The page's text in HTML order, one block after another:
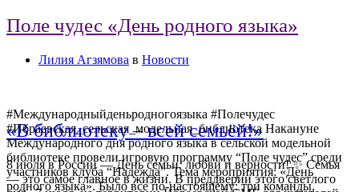
«В библиотеку – всей семьёй!»
8 июля в России — День семьи, любви и верности! ✨ Семья
— это самое главное в жизни. В преддверии этого светлого
Поле чудес «День родного языка»
Лилия Агзямова в Новости
#Международныйденьродногоязыка #Полечудес
#Ибраевская_сельская_модельная_библиотека Накануне
Международного дня родного языка в сельской модельной
библиотеке провели игровую программу “Поле чудес” среди
участников клуба “Надежда”. Тема мероприятия: «День
родного языка». Было все по-настоящему: три команды,